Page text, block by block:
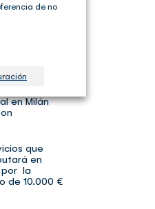
o
del
en la
en Milán
que
en
por la
de 10.000 €
de no